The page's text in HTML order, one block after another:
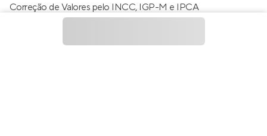
Correção de Valores pelo INCC, IGP-M e IPCA
Estimativa de valor do condomínio